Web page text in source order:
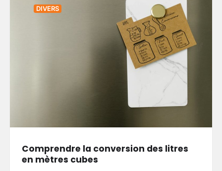
DIVERS
Comprendre la conversion des litres
en mètres cubes